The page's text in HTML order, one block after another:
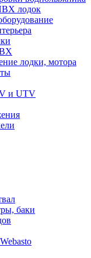
лодок
лодки, мотора
и UTV
баки